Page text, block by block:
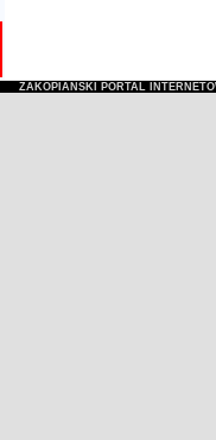
ZAKOPIAŃSKI PORTAL